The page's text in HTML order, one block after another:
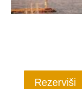
Rezerviši